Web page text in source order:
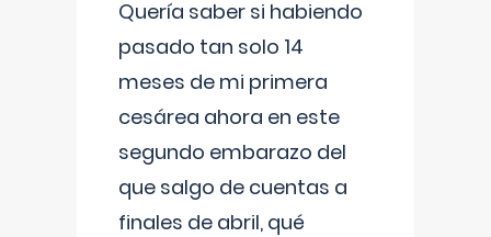
Quería saber si habiendo
pasado tan solo 14
meses de mi primera
cesárea ahora en este
segundo embarazo del
que salgo de cuentas a
finales de abril, qué